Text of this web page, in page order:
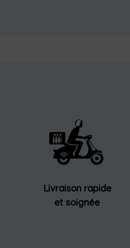
Livraison rapide
et soignée